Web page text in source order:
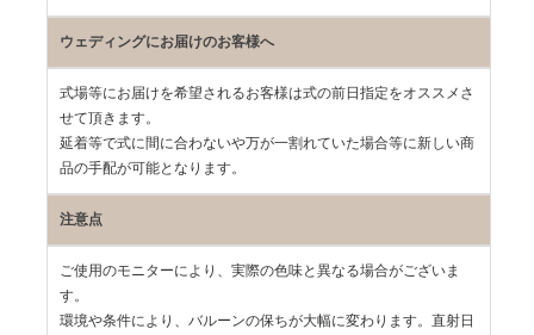
ウェディングにお届けのお客様へ
式場等にお届けを希望されるお客様は式の前日指定をオススメさ
せて頂きます。
延着等で式に間に合わないや万が一割れていた場合等に新しい商
品の手配が可能となります。
注意点
ご使用のモニターにより、実際の色味と異なる場合がございま
す。
環境や条件により、バルーンの保ちが大幅に変わります。直射日